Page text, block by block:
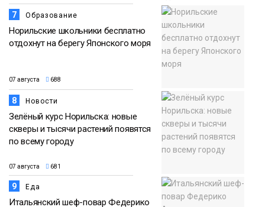
7 Образование
Норильские школьники бесплатно
отдохнут на берегу Японского моря
07 августа 688
8 Новости
Зелёный курс Норильска: новые
скверы и тысячи растений появятся
по всему городу
07 августа 681
9 Еда
Итальянский шеф-повар Федерико